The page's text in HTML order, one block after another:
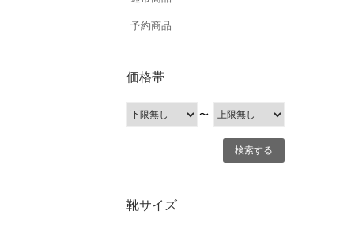
予約商品
価格帯
〜
靴サイズ